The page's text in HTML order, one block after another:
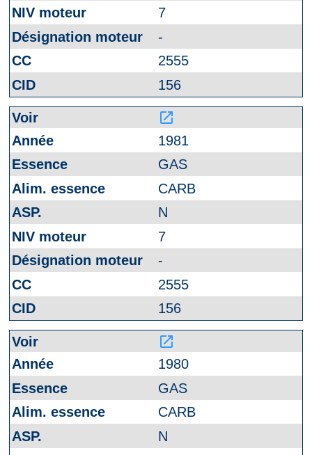
7
-
2555
156
launch
1981
GAS
CARB
N
7
-
2555
156
launch
1980
GAS
CARB
N